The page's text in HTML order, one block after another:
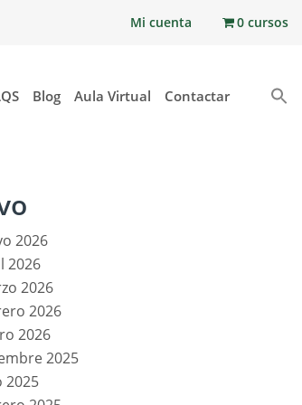
Mi cuenta 0 cursos
Blog Aula Virtual Contactar
2026
2026
2026
2026
2026
2025
2025